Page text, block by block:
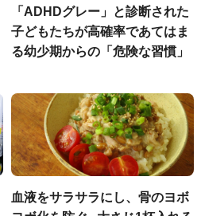
「ADHDグレー」と診断された
子どもたちが高確率であてはま
る幼少期からの「危険な習慣」
血液をサラサラにし、骨のヨボ